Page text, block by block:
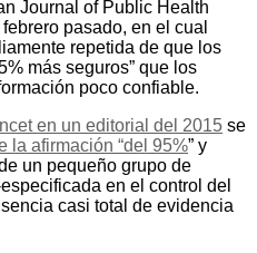
Journal of Public Health
pasado, en el cual
repetida de que los
más seguros” que los
poco confiable.
en un editorial del 2015 se
la afirmación “del 95%” y
un pequeño grupo de
en el control del
casi total de evidencia